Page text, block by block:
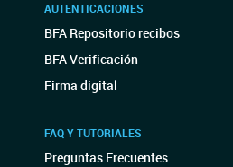
AUTENTICACIONES
BFA Repositorio recibos
BFA Verificación
Firma digital
FAQ Y TUTORIALES
Preguntas Frecuentes